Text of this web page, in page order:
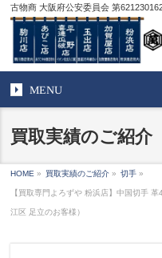
古物商 大阪府公安委員会 第
MENU
買取実績のご紹介
HOME » 買取実績のご紹介 » 切手 »
【買取専門よろずや 粉浜店】中国切手
江区 足立のお客様）